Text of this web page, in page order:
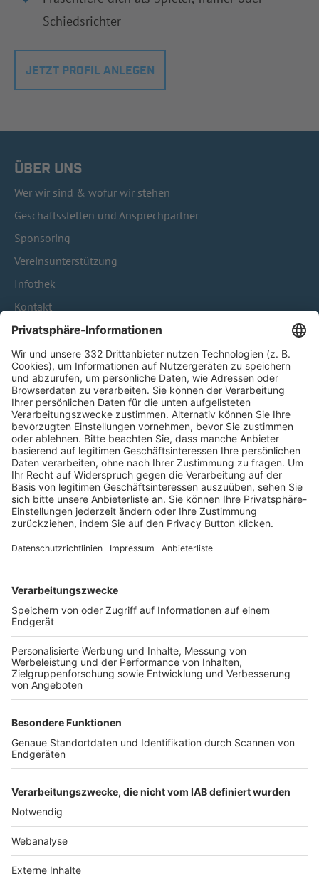
Schiedsrichter
JETZT PROFIL ANLEGEN
ÜBER UNS
Wer wir sind & wofür wir stehen
Geschäftsstellen und Ansprechpartner
Sponsoring
Vereinsunterstützung
Infothek
Kontakt
HÄUFIG BESUCHTE SEITEN
Pässe und Vereinswechsel
Trainerausbildung
Schulungsangebot Vereinsmitarbeiter
BFV-Geschäftsstellen
Trainerbörse
Login SpielPlus
FOLGE DEM BFV
TOP-VEREINE
TOP-PARTNER
Nutzungsbedingungen Datenschutz Impressum